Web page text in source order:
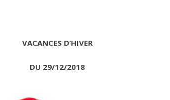
VACANCES D’HIVER
DU 29/12/2018